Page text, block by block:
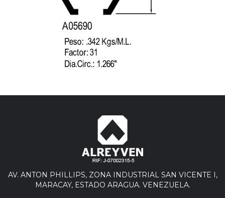
AV. ANTON PHILLIPS, ZONA INDUSTRIAL SAN VICENTE I,
MARACAY, ESTADO ARAGUA. VENEZUELA.